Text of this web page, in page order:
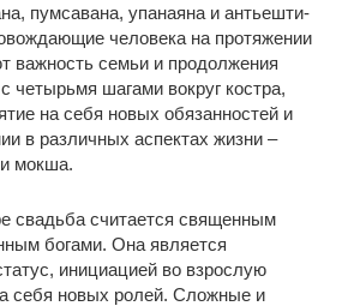
пумсавана, упанаяна и антьешти-
человека на протяжении
важность семьи и продолжения
четырьмя шагами вокруг костра,
на себя новых обязанностей и
в различных аспектах жизни –
мокша.
свадьба считается священным
богами. Она является
инициацией во взрослую
себя новых ролей. Сложные и